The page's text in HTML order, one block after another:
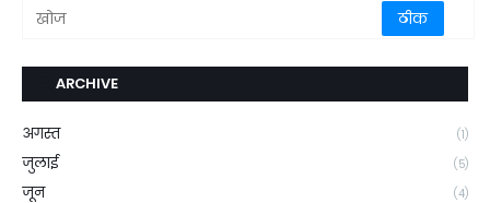
ARCHIVE
अगस्त (1)
जुलाई (5)
जून (4)